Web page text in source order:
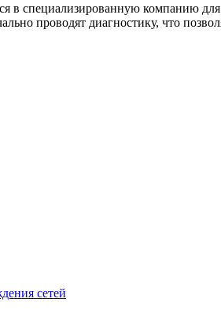
в специализированную компанию
проводят диагностику, что
сетей